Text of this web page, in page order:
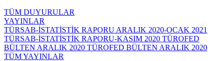
TÜM DUYURULAR
YAYINLAR
TÜRSAB-İSTATİSTİK RAPORU ARALIK 2020-OCAK 2021
TÜRSAB-İSTATİSTİK RAPORU-KASIM 2020 TÜROFED
BÜLTEN ARALIK 2020 TÜROFED BÜLTEN ARALIK 2020
TÜM YAYINLAR